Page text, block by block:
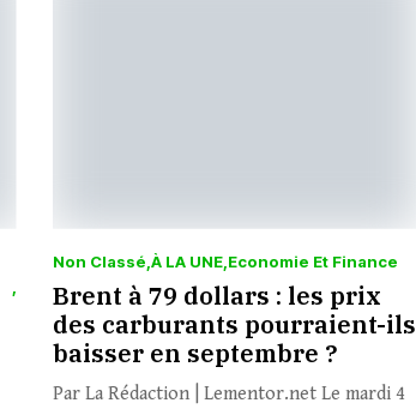
Non Classé À LA UNE Economie Et Finance
Brent à 79 dollars : les prix
des carburants pourraient-ils
baisser en septembre ?
Par La Rédaction | Lementor.net Le mardi 4